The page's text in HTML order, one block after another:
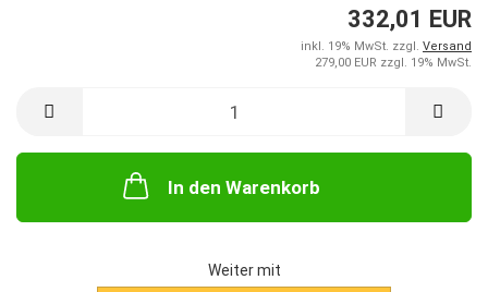
332,01 EUR
inkl. 19% MwSt. zzgl. Versand
279,00 EUR zzgl. 19% MwSt.
In den Warenkorb
Weiter mit